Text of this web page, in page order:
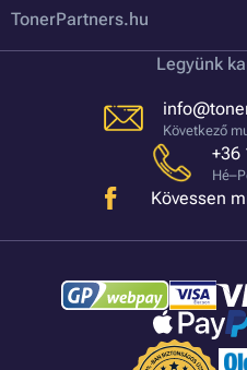
TonerPartners.hu
Legyünk
Következő
+36
Kövessen